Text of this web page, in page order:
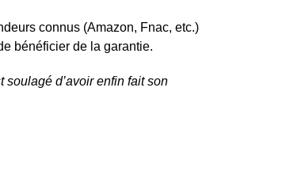
connus (Amazon, Fnac, etc.)
bénéficier de la garantie.
soulagé d’avoir enfin fait son